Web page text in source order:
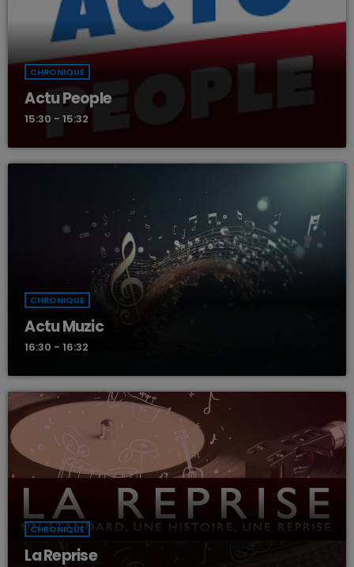
CHRONIQUE
Actu People
15:30 - 15:32
CHRONIQUE
Actu Muzic
16:30 - 16:32
CHRONIQUE
La Reprise